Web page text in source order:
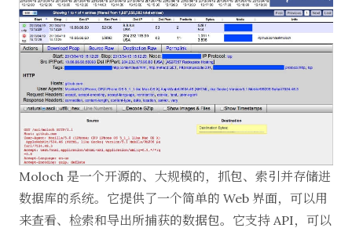
Moloch 是一个开源的、大规模的，抓包、索引并存储进
数据库的系统。它提供了一个简单的 Web 界面，可以用
来查看、检索和导出所捕获的数据包。它支持 API，可以